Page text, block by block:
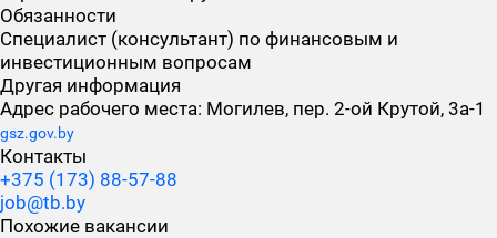
Обязанности
Специалист (консультант) по финансовым и
инвестиционным вопросам
Другая информация
Адрес рабочего места: Могилев, пер. 2-ой Крутой, 3а-1
gsz.gov.by
Контакты
+375 (173) 88-57-88
job@tb.by
Похожие вакансии